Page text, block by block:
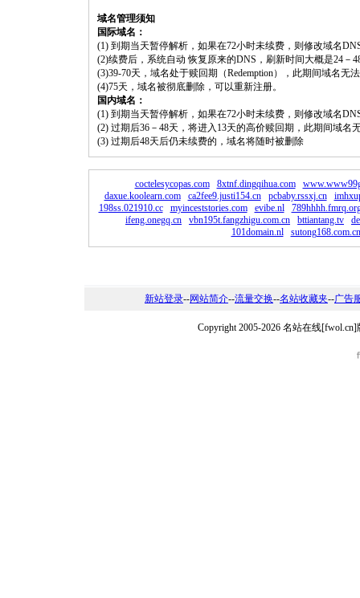
域名管理须知
国际域名：
(1) 到期当天暂停解析，如果在72小时未续费，则修改域名
(2)续费后，系统自动 恢复原来的DNS，刷新时间大概是24－
(3)39-70天，域名处于赎回期（Redemption），此期间域名无
(4)75天，域名被彻底删除，可以重新注册。
国内域名：
(1) 到期当天暂停解析，如果在72小时未续费，则修改域名
(2) 过期后36－48天，将进入13天的高价赎回期，此期间域名
(3) 过期后48天后仍未续费的，域名将随时被删除
coctelesycopas.com 8xtnf.dingqihua.com
daxue.koolearn.com
ca2fee9.justi154.cn pcbaby.rssxj.cn
198ss.021910.cc
myinceststories.com evibe.nl
ifeng.onegq.cn
vbn195t.fangzhigu.com.cn bttiantang.tv
101domain.nl
sutong168.com.cn
新站登录--网站简介--流量交换--名站收藏夹--广告
Copyright 2005-2026 名站在线